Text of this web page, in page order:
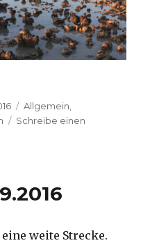
Kategorien
Allgemein
Schreibe einen
weite Strecke.